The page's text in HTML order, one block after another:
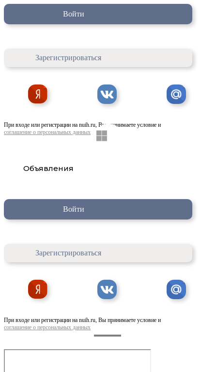
Войти
Зарегистрироваться
При входе или регистрации на nuih.ru, Вы принимаете условие и
соглашение о персональных данных
Объявления
Войти
Зарегистрироваться
При входе или регистрации на nuih.ru, Вы принимаете условие и
соглашение о персональных данных